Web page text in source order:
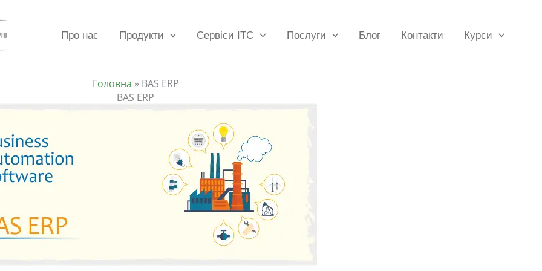
Про нас Продукти Сервіси ІТС Послуги Блог Контакти Курси
Головна »BAS ERP
BAS ERP